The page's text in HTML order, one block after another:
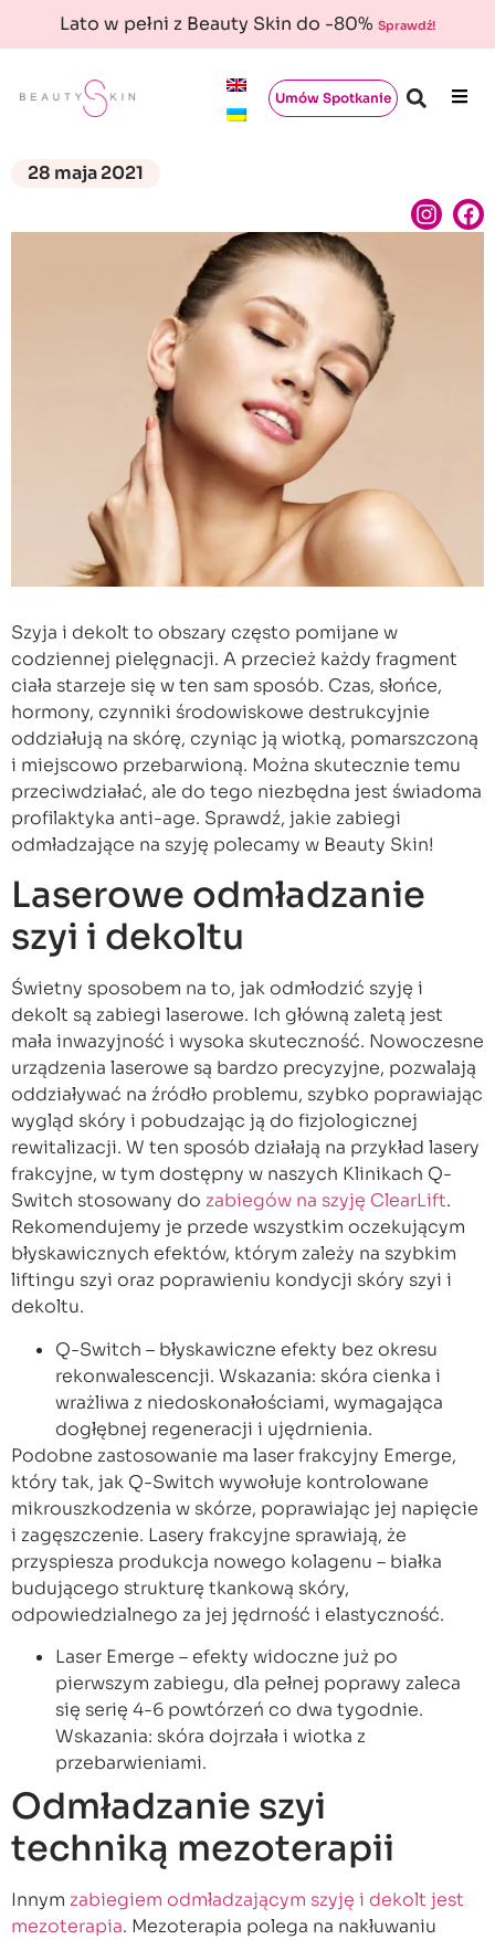
Lato w pełni z Beauty Skin do -80% Sprawdź!
Umów Spotkanie
28 maja 2021
Szyja i dekolt to obszary często pomijane w
codziennej pielęgnacji. A przecież każdy fragment
ciała starzeje się w ten sam sposób. Czas, słońce,
hormony, czynniki środowiskowe destrukcyjnie
oddziałują na skórę, czyniąc ją wiotką, pomarszczoną
i miejscowo przebarwioną. Można skutecznie temu
przeciwdziałać, ale do tego niezbędna jest świadoma
profilaktyka anti-age. Sprawdź, jakie zabiegi
odmładzające na szyję polecamy w Beauty Skin!
Laserowe odmładzanie
szyi i dekoltu
Świetny sposobem na to, jak odmłodzić szyję i
dekolt są zabiegi laserowe. Ich główną zaletą jest
mała inwazyjność i wysoka skuteczność. Nowoczesne
urządzenia laserowe są bardzo precyzyjne, pozwalają
oddziaływać na źródło problemu, szybko poprawiając
wygląd skóry i pobudzając ją do fizjologicznej
rewitalizacji. W ten sposób działają na przykład lasery
frakcyjne, w tym dostępny w naszych Klinikach Q-
Switch stosowany do zabiegów na szyję ClearLift.
Rekomendujemy je przede wszystkim oczekującym
błyskawicznych efektów, którym zależy na szybkim
liftingu szyi oraz poprawieniu kondycji skóry szyi i
dekoltu.
Q-Switch – błyskawiczne efekty bez okresu
rekonwalescencji. Wskazania: skóra cienka i
wrażliwa z niedoskonałościami, wymagająca
dogłębnej regeneracji i ujędrnienia.
Podobne zastosowanie ma laser frakcyjny Emerge,
który tak, jak Q-Switch wywołuje kontrolowane
mikrouszkodzenia w skórze, poprawiając jej napięcie
i zagęszczenie. Lasery frakcyjne sprawiają, że
przyspiesza produkcja nowego kolagenu – białka
budującego strukturę tkankową skóry,
odpowiedzialnego za jej jędrność i elastyczność.
Laser Emerge – efekty widoczne już po
pierwszym zabiegu, dla pełnej poprawy zaleca
się serię 4-6 powtórzeń co dwa tygodnie.
Wskazania: skóra dojrzała i wiotka z
przebarwieniami.
Odmładzanie szyi
techniką mezoterapii
Innym zabiegiem odmładzającym szyję i dekolt jest
mezoterapia. Mezoterapia polega na nakłuwaniu